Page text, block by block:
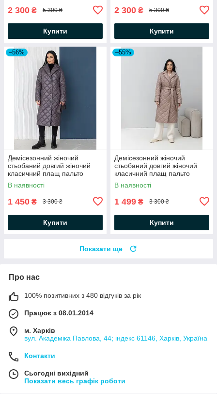
2 300 ₴ 5 300 ₴
Купити
2 300 ₴ 5 300 ₴
Купити
–56%
Демісезонний жіночий
стьобаний довгий жіночий
класичний плащ пальто
В наявності
1 450 ₴ 3 300 ₴
Купити
–55%
Демісезонний жіночий
стьобаний довгий жіночий
класичний плащ пальто
В наявності
1 499 ₴ 3 300 ₴
Купити
Показати ще
Про нас
100% позитивних з 480 відгуків за рік
Працює з 08.01.2014
м. Харків
вул. Академіка Павлова, 44; індекс 61146, Харків, Україна
Контакти
Сьогодні вихідний
Показати весь графік роботи